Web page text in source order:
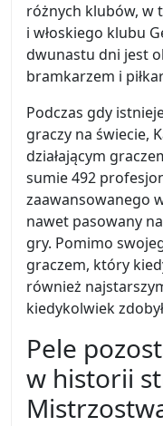
różnych klubów, w
i włoskiego klubu
dwunastu dni jest
bramkarzem i
Podczas gdy
graczy na świecie,
działającym
sumie 492
zaawansowanego
nawet pasowany
gry. Pomimo
graczem, który
również
kiedykolwiek
Pele
w historii